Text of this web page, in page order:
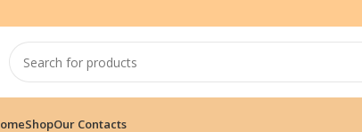
ShopOur Contacts